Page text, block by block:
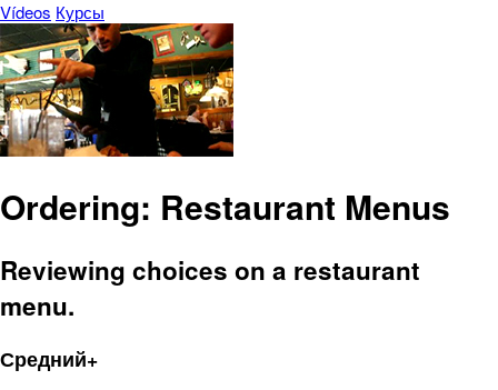
Vídeos Курсы
Ordering: Restaurant Menus
Reviewing choices on a restaurant
menu.
Средний+